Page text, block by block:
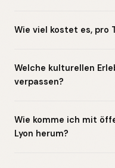
Wie viel kostet es, pro
Welche kulturellen
verpassen?
Wie komme ich mit
Lyon herum?